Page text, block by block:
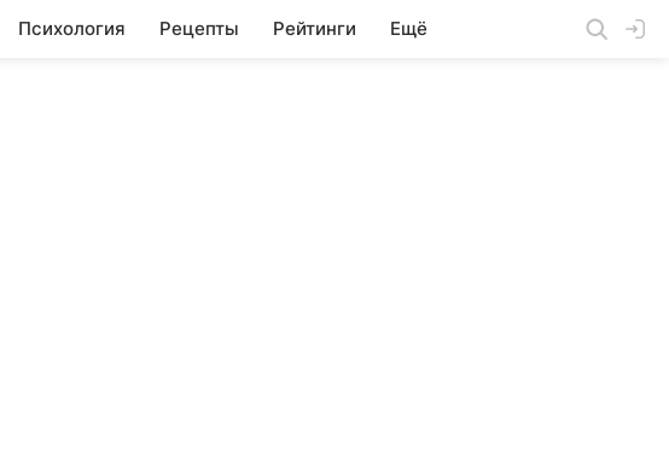
Психология Рецепты Рейтинги Ещё